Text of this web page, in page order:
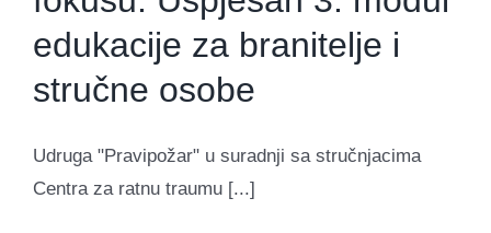
edukacije za branitelje i
stručne osobe
Udruga "Pravipožar" u suradnji sa stručnjacima
Centra za ratnu traumu [...]